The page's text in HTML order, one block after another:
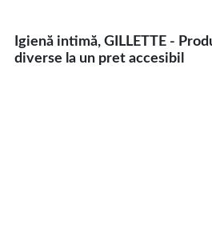
Igienă intimă, GILLETTE -
diverse la un pret accesibil